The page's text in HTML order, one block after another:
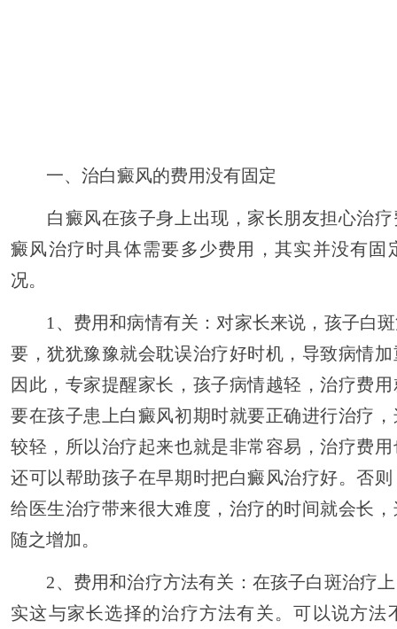
一、治白癜风的费用没有固定
白癜风在孩子身上出现，家长朋友担心治疗
癜风治疗时具体需要多少费用，其实并没有固
况。
1、费用和病情有关：对家长来说，孩子白斑
要，犹犹豫豫就会耽误治疗好时机，导致病情
因此，专家提醒家长，孩子病情越轻，治疗费
要在孩子患上白癜风初期时就要正确进行治疗
较轻，所以治疗起来也就是非常容易，治疗费
还可以帮助孩子在早期时把白癜风治疗好。否
给医生治疗带来很大难度，治疗的时间就会长
随之增加。
2、费用和治疗方法有关：在孩子白斑治疗上
实这与家长选择的治疗方法有关。可以说方法